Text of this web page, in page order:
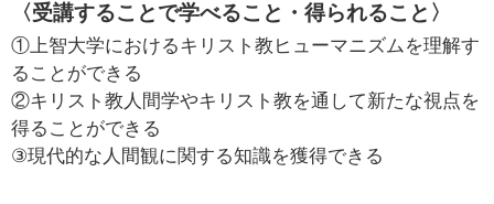
〈受講することで学べること・得られること〉
①上智大学におけるキリスト教ヒューマニズムを理解す
ることができる
②キリスト教人間学やキリスト教を通して新たな視点を
得ることができる
③現代的な人間観に関する知識を獲得できる